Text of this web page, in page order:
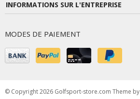
INFORMATIONS SUR L'ENTREPRISE
MODES DE PAIEMENT
© Copyright 2026 Golfsport-store.com Theme by